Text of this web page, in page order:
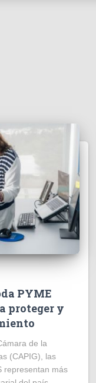
PYME
proteger y
de la
(CAPIG), las
representan más